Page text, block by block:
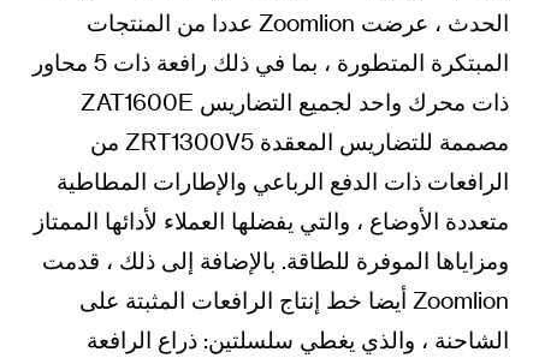
الحدث ، عرضت Zoomlion عددا من المنتجات
المبتكرة المتطورة ، بما في ذلك رافعة ذات 5 محاور
ذات محرك واحد لجميع التضاريس ZAT1600E
مصممة للتضاريس المعقدة ZRT1300V5 من
الرافعات ذات الدفع الرباعي والإطارات المطاطية
متعددة الأوضاع ، والتي يفضلها العملاء لأدائها الممتاز
ومزاياها الموفرة للطاقة. بالإضافة إلى ذلك ، قدمت
Zoomlion أيضا خط إنتاج الرافعات المثبتة على
الشاحنة ، والذي يغطي سلسلتين: ذراع الرافعة